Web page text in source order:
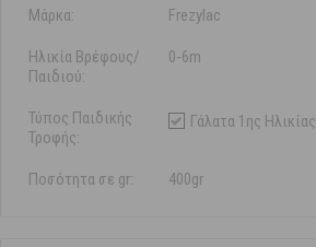
Μάρκα: Frezylac
Ηλικία Βρέφους/
Παιδιού:
0-6m
Τύπος Παιδικής
Τροφής:
Γάλατα 1ης Ηλικίας
Ποσότητα σε gr: 400gr